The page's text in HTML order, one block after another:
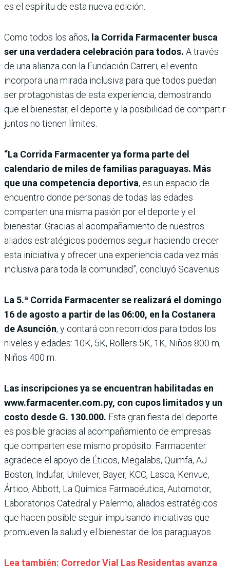
es el espíritu de esta nueva edición.
Como todos los años, la Corrida Farmacenter busca
ser una verdadera celebración para todos. A través
de una alianza con la Fundación Carreri, el evento
incorpora una mirada inclusiva para que todos puedan
ser protagonistas de esta experiencia, demostrando
que el bienestar, el deporte y la posibilidad de compartir
juntos no tienen límites.
“La Corrida Farmacenter ya forma parte del
calendario de miles de familias paraguayas. Más
que una competencia deportiva, es un espacio de
encuentro donde personas de todas las edades
comparten una misma pasión por el deporte y el
bienestar. Gracias al acompañamiento de nuestros
aliados estratégicos podemos seguir haciendo crecer
esta iniciativa y ofrecer una experiencia cada vez más
inclusiva para toda la comunidad”, concluyó Scavenius.
La 5.ª Corrida Farmacenter se realizará el domingo
16 de agosto a partir de las 06:00, en la Costanera
de Asunción, y contará con recorridos para todos los
niveles y edades: 10K, 5K, Rollers 5K, 1K, Niños 800 m,
Niños 400 m.
Las inscripciones ya se encuentran habilitadas en
www.farmacenter.com.py, con cupos limitados y un
costo desde G. 130.000. Esta gran fiesta del deporte
es posible gracias al acompañamiento de empresas
que comparten ese mismo propósito. Farmacenter
agradece el apoyo de Éticos, Megalabs, Quimfa, AJ
Boston, Indufar, Unilever, Bayer, KCC, Lasca, Kenvue,
Ártico, Abbott, La Química Farmacéutica, Automotor,
Laboratorios Catedral y Palermo, aliados estratégicos
que hacen posible seguir impulsando iniciativas que
promueven la salud y el bienestar de los paraguayos.
Lea también: Corredor Vial Las Residentas avanza